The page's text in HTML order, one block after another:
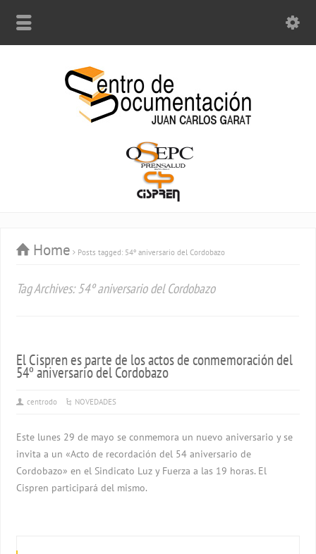
Home Posts tagged: 54º aniversario del Cordobazo
Tag Archives: 54º aniversario del Cordobazo
El Cispren es parte de los actos de conmemoración del
54º aniversario del Cordobazo
centrodo NOVEDADES
Este lunes 29 de mayo se conmemora un nuevo aniversario y se
invita a un «Acto de recordación del 54 aniversario de
Cordobazo» en el Sindicato Luz y Fuerza a las 19 horas. El
Cispren participará del mismo.